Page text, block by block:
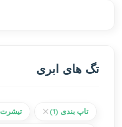
تگ های ابری
تاپ بندی (1) تیشرت